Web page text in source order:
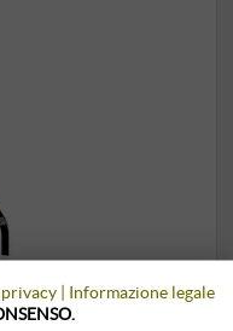
| Informazione legale